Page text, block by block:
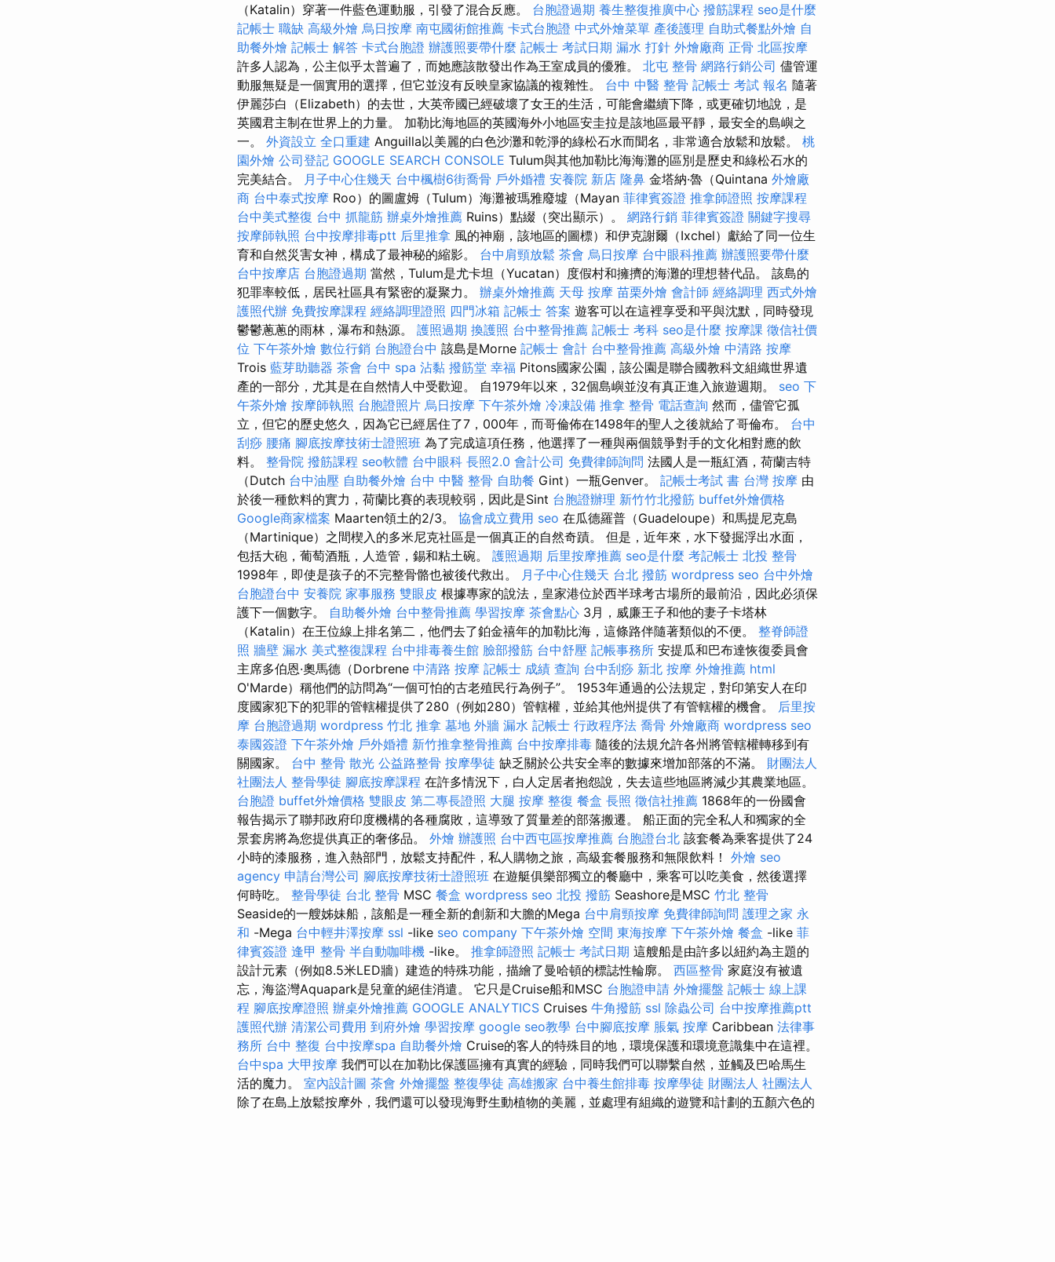
（Katalin）穿著一件藍色運動服，引發了混合反應。 台胞證過期 養生整復推廣中心 撥筋課程 seo是什麼
記帳士 職缺 高級外燴 烏日按摩 南屯國術館推薦 卡式台胞證 中式外燴菜單 產後護理 自助式餐點外燴 自
助餐外燴 記帳士 解答 卡式台胞證 辦護照要帶什麼 記帳士 考試日期 漏水 打針 外燴廠商 正骨 北區按摩
許多人認為，公主似乎太普遍了，而她應該散發出作為王室成員的優雅。 北屯 整骨 網路行銷公司 儘管運
動服無疑是一個實用的選擇，但它並沒有反映皇家協議的複雜性。 台中 中醫 整骨 記帳士 考試 報名 隨著
伊麗莎白（Elizabeth）的去世，大英帝國已經破壞了女王的生活，可能會繼續下降，或更確切地說，是
英國君主制在世界上的力量。 加勒比海地區的英國海外小地區安圭拉是該地區最平靜，最安全的島嶼之
一。 外資設立 全口重建 Anguilla以美麗的白色沙灘和乾淨的綠松石水而聞名，非常適合放鬆和放鬆。 桃
園外燴 公司登記 GOOGLE SEARCH CONSOLE Tulum與其他加勒比海海灘的區別是歷史和綠松石水的
完美結合。
月子中心住幾天 台中楓樹6街喬骨 戶外婚禮 安養院 新店 隆鼻 金塔納·魯（Quintana 外燴廠
商 台中泰式按摩 Roo）的圖盧姆（Tulum）海灘被瑪雅廢墟（Mayan 菲律賓簽證 推拿師證照 按摩課程
台中美式整復 台中 抓龍筋 辦桌外燴推薦 Ruins）點綴（突出顯示）。 網路行銷 菲律賓簽證 關鍵字搜尋
按摩師執照 台中按摩排毒ptt 后里推拿 風的神廟，該地區的圖標）和伊克謝爾（Ixchel）獻給了同一位生
育和自然災害女神，構成了最神秘的縮影。 台中肩頸放鬆 茶會 烏日按摩 台中眼科推薦 辦護照要帶什麼
台中按摩店 台胞證過期 當然，Tulum是尤卡坦（Yucatan）度假村和擁擠的海灘的理想替代品。 該島的
犯罪率較低，居民社區具有緊密的凝聚力。 辦桌外燴推薦 天母 按摩 苗栗外燴 會計師 經絡調理 西式外燴
護照代辦 免費按摩課程 經絡調理證照 四門冰箱 記帳士 答案 遊客可以在這裡享受和平與沈默，同時發現
鬱鬱蔥蔥的雨林，瀑布和熱源。 護照過期 換護照 台中整骨推薦 記帳士 考科 seo是什麼 按摩課 徵信社價
位 下午茶外燴 數位行銷 台胞證台中 該島是Morne 記帳士 會計 台中整骨推薦 高級外燴 中清路 按摩
Trois 藍芽助聽器 茶會 台中 spa 沾黏 撥筋堂 幸福 Pitons國家公園，該公園是聯合國教科文組織世界遺
產的一部分，尤其是在自然情人中受歡迎。 自1979年以來，32個島嶼並沒有真正進入旅遊週期。 seo 下
午茶外燴 按摩師執照 台胞證照片 烏日按摩 下午茶外燴 冷凍設備 推拿 整骨 電話查詢 然而，儘管它孤
立，但它的歷史悠久，因為它已經居住了7，000年，而哥倫佈在1498年的聖人之後就給了哥倫布。 台中
刮痧 腰痛 腳底按摩技術士證照班 為了完成這項任務，他選擇了一種與兩個競爭對手的文化相對應的飲
料。 整骨院 撥筋課程 seo軟體 台中眼科 長照2.0 會計公司 免費律師詢問 法國人是一瓶紅酒，荷蘭吉特
（Dutch 台中油壓 自助餐外燴 台中 中醫 整骨 自助餐 Gint）一瓶Genver。 記帳士考試 書 台灣 按摩 由
於後一種飲料的實力，荷蘭比賽的表現較弱，因此是Sint 台胞證辦理 新竹竹北撥筋 buffet外燴價格
Google商家檔案 Maarten領土的2/3。 協會成立費用 seo 在瓜德羅普（Guadeloupe）和馬提尼克島
（Martinique）之間楔入的多米尼克社區是一個真正的自然奇蹟。 但是，近年來，水下發掘浮出水面，
包括大砲，葡萄酒瓶，人造管，錫和粘土碗。 護照過期 后里按摩推薦 seo是什麼 考記帳士 北投 整骨
1998年，即使是孩子的不完整骨骼也被後代救出。
月子中心住幾天 台北 撥筋 wordpress seo 台中外燴
台胞證台中 安養院 家事服務 雙眼皮 根據專家的說法，皇家港位於西半球考古場所的最前沿，因此必須保
護下一個數字。 自助餐外燴 台中整骨推薦 學習按摩 茶會點心 3月，威廉王子和他的妻子卡塔林
（Katalin）在王位線上排名第二，他們去了鉑金禧年的加勒比海，這條路伴隨著類似的不便。 整脊師證
照 牆壁 漏水 美式整復課程 台中排毒養生館 臉部撥筋 台中舒壓 記帳事務所 安提瓜和巴布達恢復委員會
主席多伯恩·奧馬德（Dorbrene 中清路 按摩 記帳士 成績 查詢 台中刮痧 新北 按摩 外燴推薦 html
O'Marde）稱他們的訪問為“一個可怕的古老殖民行為例子”。 1953年通過的公法規定，對印第安人在印
度國家犯下的犯罪的管轄權提供了280（例如280）管轄權，並給其他州提供了有管轄權的機會。 后里按
摩 台胞證過期 wordpress 竹北 推拿 墓地 外牆 漏水 記帳士 行政程序法 喬骨 外燴廠商 wordpress seo
泰國簽證 下午茶外燴 戶外婚禮 新竹推拿整骨推薦 台中按摩排毒 隨後的法規允許各州將管轄權轉移到有
關國家。 台中 整骨 散光 公益路整骨 按摩學徒 缺乏關於公共安全率的數據來增加部落的不滿。 財團法人
社團法人 整骨學徒 腳底按摩課程 在許多情況下，白人定居者抱怨說，失去這些地區將減少其農業地區。
台胞證 buffet外燴價格 雙眼皮 第二專長證照 大腿 按摩 整復 餐盒 長照 徵信社推薦 1868年的一份國會
報告揭示了聯邦政府印度機構的各種腐敗，這導致了質量差的部落搬遷。 船正面的完全私人和獨家的全
景套房將為您提供真正的奢侈品。 外燴 辦護照 台中西屯區按摩推薦 台胞證台北 該套餐為乘客提供了24
小時的漆服務，進入熱部門，放鬆支持配件，私人購物之旅，高級套餐服務和無限飲料！ 外燴 seo
agency 申請台灣公司 腳底按摩技術士證照班 在遊艇俱樂部獨立的餐廳中，乘客可以吃美食，然後選擇
何時吃。 整骨學徒 台北 整骨 MSC 餐盒 wordpress seo 北投 撥筋 Seashore是MSC 竹北 整骨
Seaside的一艘姊妹船，該船是一種全新的創新和大膽的Mega 台中肩頸按摩 免費律師詢問 護理之家 永
和 -Mega 台中輕井澤按摩 ssl -like seo company 下午茶外燴 空間 東海按摩 下午茶外燴 餐盒 -like 菲
律賓簽證 逢甲 整骨 半自動咖啡機 -like。 推拿師證照 記帳士 考試日期 這艘船是由許多以紐約為主題的
設計元素（例如8.5米LED牆）建造的特殊功能，描繪了曼哈頓的標誌性輪廓。 西區整骨 家庭沒有被遺
忘，海盜灣Aquapark是兒童的絕佳消遣。 它只是Cruise船和MSC 台胞證申請 外燴擺盤 記帳士 線上課
程 腳底按摩證照 辦桌外燴推薦 GOOGLE ANALYTICS Cruises 牛角撥筋 ssl 除蟲公司 台中按摩推薦ptt
護照代辦 清潔公司費用 到府外燴 學習按摩 google seo教學 台中腳底按摩 脹氣 按摩 Caribbean 法律事
務所 台中 整復 台中按摩spa 自助餐外燴 Cruise的客人的特殊目的地，環境保護和環境意識集中在這裡。
台中spa 大甲按摩 我們可以在加勒比保護區擁有真實的經驗，同時我們可以聯繫自然，並觸及巴哈馬生
活的魔力。 室內設計圖 茶會 外燴擺盤 整復學徒 高雄搬家 台中養生館排毒 按摩學徒 財團法人 社團法人
除了在島上放鬆按摩外，我們還可以發現海野生動植物的美麗，並處理有組織的遊覽和計劃的五顏六色的